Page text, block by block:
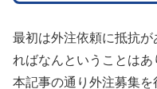
最初は外注依頼に抵抗が
ればなんということはあ
本記事の通り外注募集